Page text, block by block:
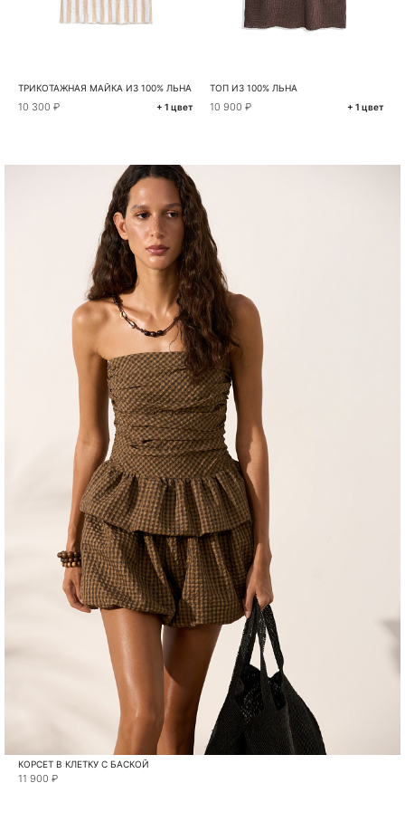
ТРИКОТАЖНАЯ МАЙКА ИЗ 100% ЛЬНА
10 300 ₽ + 1 цвет
ТОП ИЗ 100% ЛЬНА
10 900 ₽ + 1 цвет
КОРСЕТ В КЛЕТКУ С БАСКОЙ
11 900 ₽